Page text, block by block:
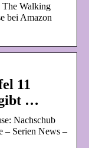
The Walking
bei Amazon
11
gibt …
Nachschub
– Serien News –